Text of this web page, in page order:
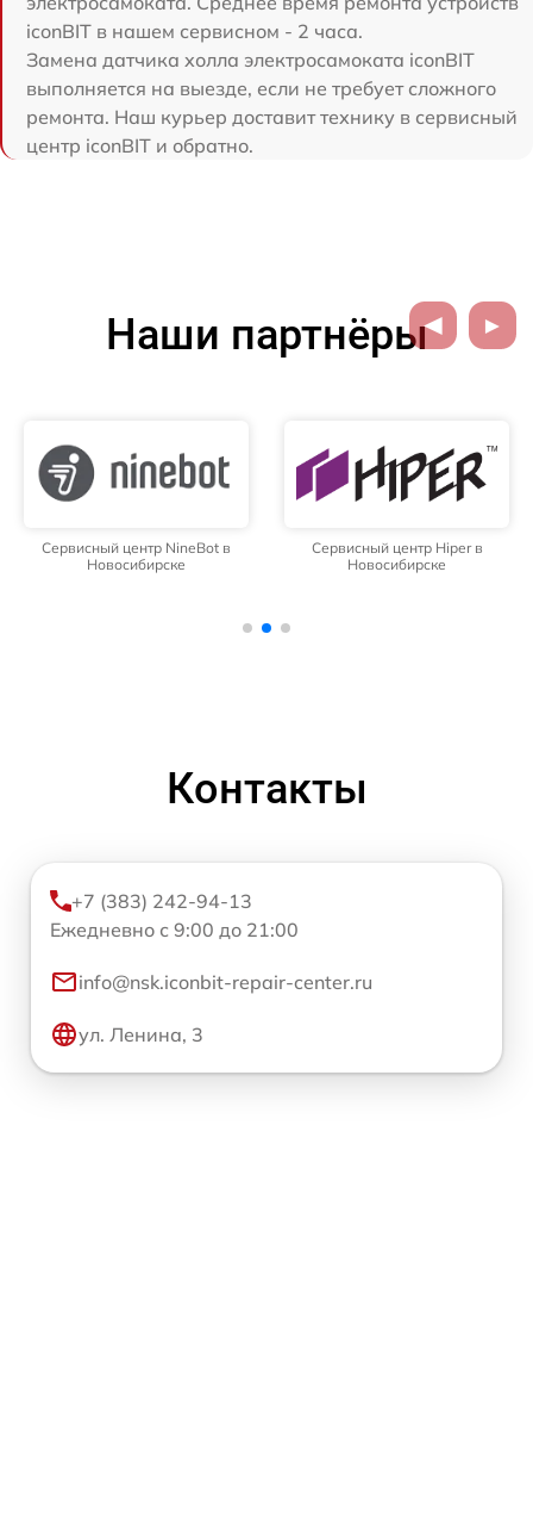
iconBIT в нашем сервисном - 2 часа.
Замена датчика холла электросамоката iconBIT
выполняется на выезде, если не требует сложного
ремонта. Наш курьер доставит технику в сервисный
центр iconBIT и обратно.
Наши партнёры
Сервисный центр NineBot в
Новосибирске
Сервисный центр Hiper в
Новосибирске
Контакты
+7 (383) 242-94-13
Ежедневно с 9:00 до 21:00
info@nsk.iconbit-repair-center.ru
ул. Ленина, 3